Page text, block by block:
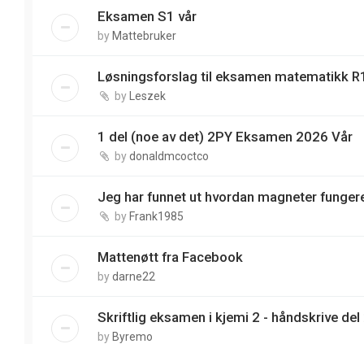
Eksamen S1 vår
by Mattebruker
Løsningsforslag til eksamen matematikk
by Leszek
1 del (noe av det) 2PY Eksamen 2026 Vår
bydonaldmcoctco
Jeg har funnet ut hvordan magneter
by Frank1985
Mattenøtt fra Facebook
bydarne22
Skriftlig eksamen i kjemi 2 - håndskrive del
by Byremo